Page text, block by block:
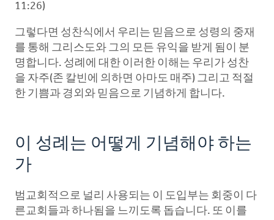
11:26)
그렇다면 성찬식에서 우리는 믿음으로 성령의 중재
를 통해 그리스도와 그의 모든 유익을 받게 됨이 분
명합니다. 성례에 대한 이러한 이해는 우리가 성찬
을 자주(존 칼빈에 의하면 아마도 매주) 그리고 적절
한 기쁨과 경외와 믿음으로 기념하게 합니다.
이 성례는 어떻게 기념해야 하는
가
범교회적으로 널리 사용되는 이 도입부는 회중이 다
른교회들과 하나됨을 느끼도록 돕습니다. 또 이를